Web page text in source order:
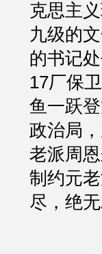
克思主
九级的
的书记
17厂保
鱼一跃
政治局
老派周
制约元
尽，绝